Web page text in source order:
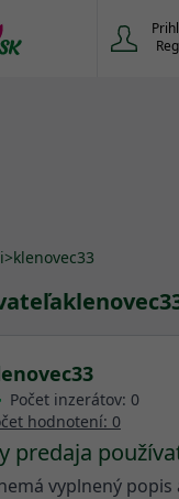
>klenovec33
Počet inzerátov: 0
hodnotení: 0
predaja
vyplnený popis